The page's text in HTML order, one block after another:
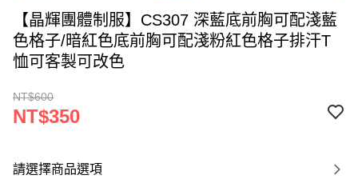
【晶輝團體制服】CS307 深藍底前胸可配淺藍
色格子/暗紅色底前胸可配淺粉紅色格子排汗T
恤可客製可改色
NT$600
NT$350
請選擇商品選項